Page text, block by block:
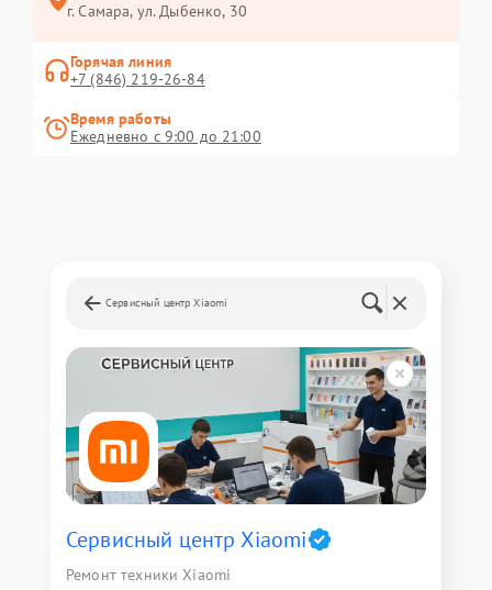
г. Самара, ул. Дыбенко, 30
Горячая линия
+7 (846) 219-26-84
Время работы
Ежедневно с 9:00 до 21:00
Сервисный центр Xiaomi
Сервисный центр Xiaomi
Ремонт техники Xiaomi